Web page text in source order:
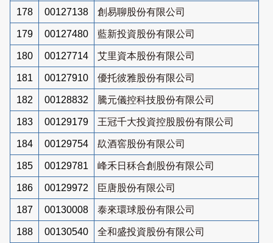
178 00127138 創易聊股份有限公司
179 00127480 藍新投資股份有限公司
180 00127714 艾里資本股份有限公司
181 00127910 優托彼雅股份有限公司
182 00128832 騰元儀控科技股份有限公司
183 00129179 王冠千大投資控股股份有限公司
184 00129754 镹酒窖股份有限公司
185 00129781 峰禾日秝合創股份有限公司
186 00129972 臣唐股份有限公司
187 00130008 泰來環球股份有限公司
188 00130540 全和盛投資股份有限公司